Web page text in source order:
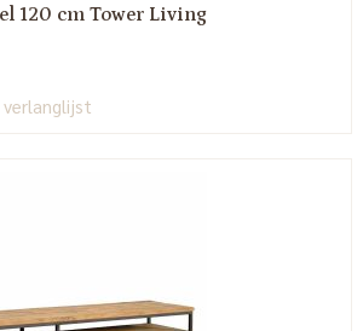
120 cm Tower Living
verlanglijst